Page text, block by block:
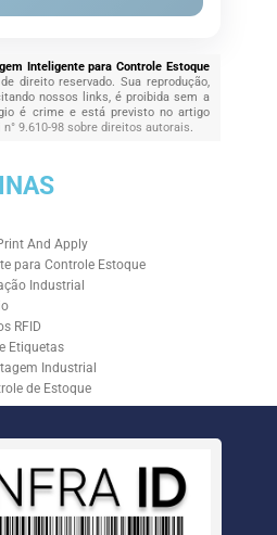
Inteligente para Controle Estoque
direito reservado. Sua reprodução,
nossos links, é proibida sem a
é crime e está previsto no artigo
n° 9.610-98 sobre direitos autorais.
And Apply
para Controle Estoque
Industrial
RFID
Etiquetas
Industrial
de Estoque
RFID
para Processos Logísticos
Industrial
Etiquetagem